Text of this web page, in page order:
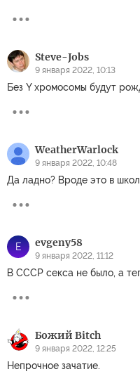
Steve-Jobs
9 января 2022, 10:13
Без Y хромосомы будут
WeatherWarlock
9 января 2022, 10:48
Да ладно? Вроде это в
E evgeny58
9 января 2022, 11:12
В СССР секса не было, а
Божий Bitch
9 января 2022, 12:25
Непрочное зачатие.